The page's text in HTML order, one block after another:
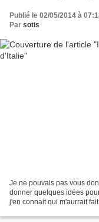
Publié le 02/05/2014 à
Par sotis
Je ne pouvais pas vous
donner quelques idées
j'en connait qui m'aurrait